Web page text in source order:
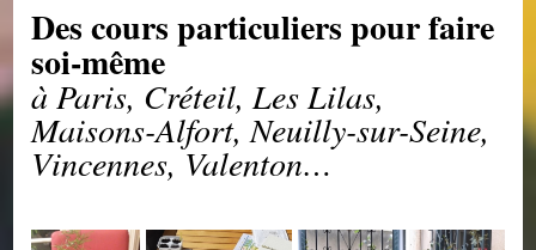
Des cours particuliers pour faire
soi-même
à Paris, Créteil, Les Lilas,
Maisons-Alfort, Neuilly-sur-Seine,
Vincennes, Valenton…